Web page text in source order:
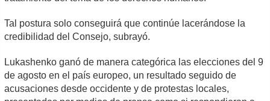
Tal postura solo conseguirá que continúe lacerándose la
credibilidad del Consejo, subrayó.
Lukashenko ganó de manera categórica las elecciones del 9
de agosto en el país europeo, un resultado seguido de
acusaciones desde occidente y de protestas locales,